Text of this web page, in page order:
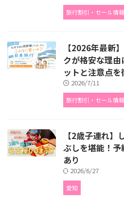
旅行割引・セール情報
【2026年最新
クが格安な理
ットと注意点を
2026/7/11
旅行割引・セール情報
【2歳子連れ】
ぶしを堪能！
あり
2026/6/27
愛知